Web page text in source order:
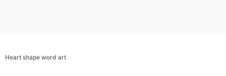
Heart shape word art